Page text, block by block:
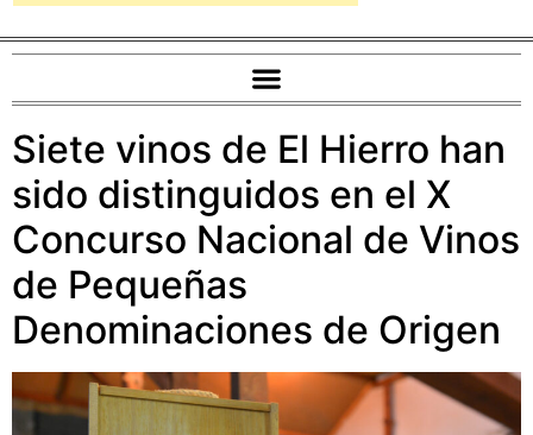
Siete vinos de El Hierro han
sido distinguidos en el X
Concurso Nacional de Vinos
de Pequeñas
Denominaciones de Origen